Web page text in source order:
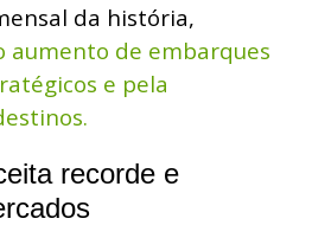
da história,
aumento de embarques
e pela
recorde e